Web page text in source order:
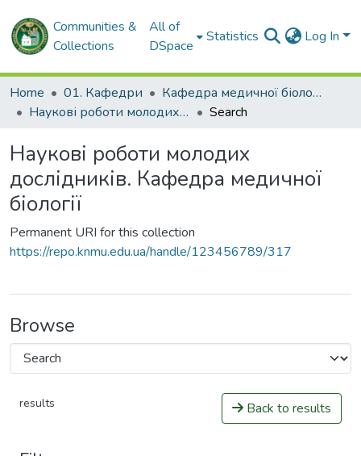
Communities &
Collections
All of
DSpace
Statistics Log In
Home 01. Кафедри
Кафедра медичної біології
Наукові роботи молодих дослідників. Кафедра медичної біології
Search
Наукові роботи молодих
дослідників. Кафедра медичної
біології
Permanent URI for this collection
https://repo.knmu.edu.ua/handle/123456789/317
Browse
results Back to results